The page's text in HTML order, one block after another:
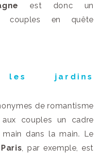
est donc un
couples en quête
jardins
de romantisme
couples un cadre
dans la main. Le
, par exemple, est